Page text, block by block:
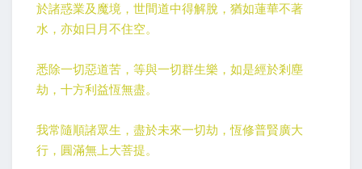
於諸惑業及魔境，世間道中得解脫，猶如蓮華不著
水，亦如日月不住空。
悉除一切惡道苦，等與一切群生樂，如是經於剎塵
劫，十方利益恆無盡。
我常隨順諸眾生，盡於未來一切劫，恆修普賢廣大
行，圓滿無上大菩提。